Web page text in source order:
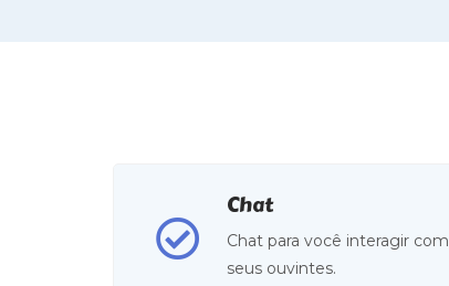
Chat
Chat para você interagir com
seus ouvintes.